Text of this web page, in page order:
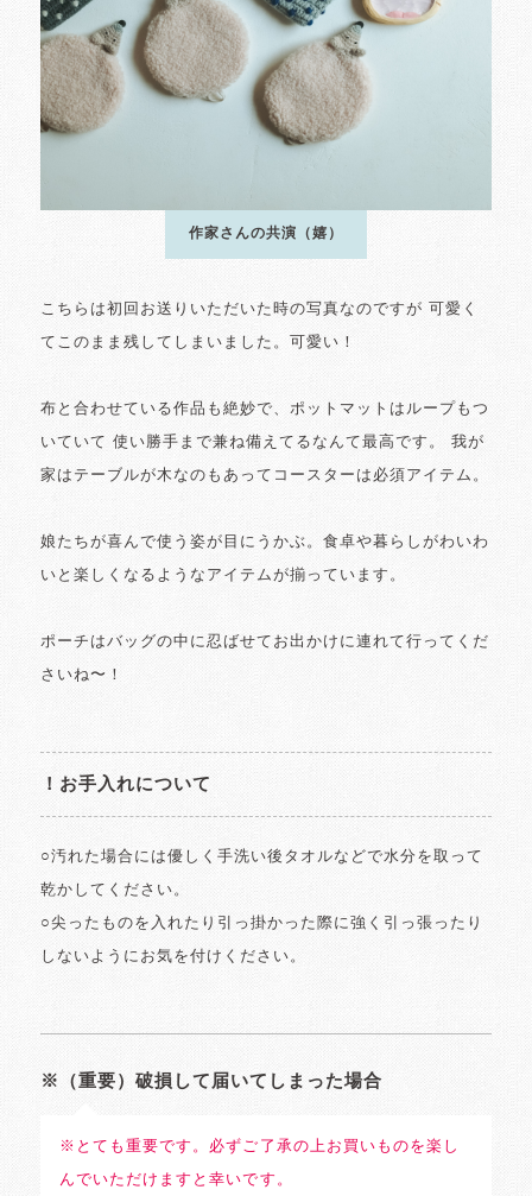
作家さんの共演（嬉）
こちらは初回お送りいただいた時の写真なのですが 可愛く
てこのまま残してしまいました。可愛い！
布と合わせている作品も絶妙で、ポットマットはループもつ
いていて 使い勝手まで兼ね備えてるなんて最高です。 我が
家はテーブルが木なのもあってコースターは必須アイテム。
娘たちが喜んで使う姿が目にうかぶ。食卓や暮らしがわいわ
いと楽しくなるようなアイテムが揃っています。
ポーチはバッグの中に忍ばせてお出かけに連れて行ってくだ
さいね〜！
！お手入れについて
○汚れた場合には優しく手洗い後タオルなどで水分を取って
乾かしてください。
○尖ったものを入れたり引っ掛かった際に強く引っ張ったり
しないようにお気を付けください。
※（重要）破損して届いてしまった場合
※とても重要です。必ずご了承の上お買いものを楽し
んでいただけますと幸いです。